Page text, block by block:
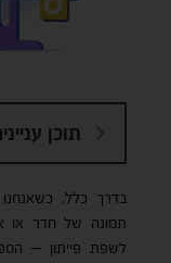
תוכן
בדרך כלל,
תמונה של חדר או
לשפת פייתון –